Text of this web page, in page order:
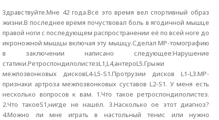
Здравствуйте.Мне 42 года.Всё это время вел спортивный образ
жизни.В последнее время почуствовал боль в ягодичной мышце
правой ноги с последующем распространении её по всей ноге до
икроножной мышцы включая эту мышцу.Сделал МР-томографию
в заключении написано следующее:Нарушение
статики.РетроспондилолистезL1,L4,антероL5.Грыжи
межпозвонковых дисковL4-L5-S1.Протрузии дисков L1-L3.МР-
признаки артроза межпозвонковых суставов L2-S1. У меня есть
несколько вопросов к вам. 1.Что такое ретроспондилолистез.
2.Что такоеS1,нигде не нашёл. 3.Насколько ое этот диагноз?
4.Можно ли мне играть в настольный тенис или нужно